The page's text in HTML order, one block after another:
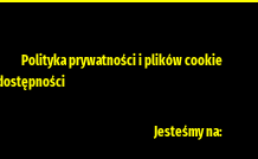
Polityka prywatności i plików cookie
Jesteśmy na: